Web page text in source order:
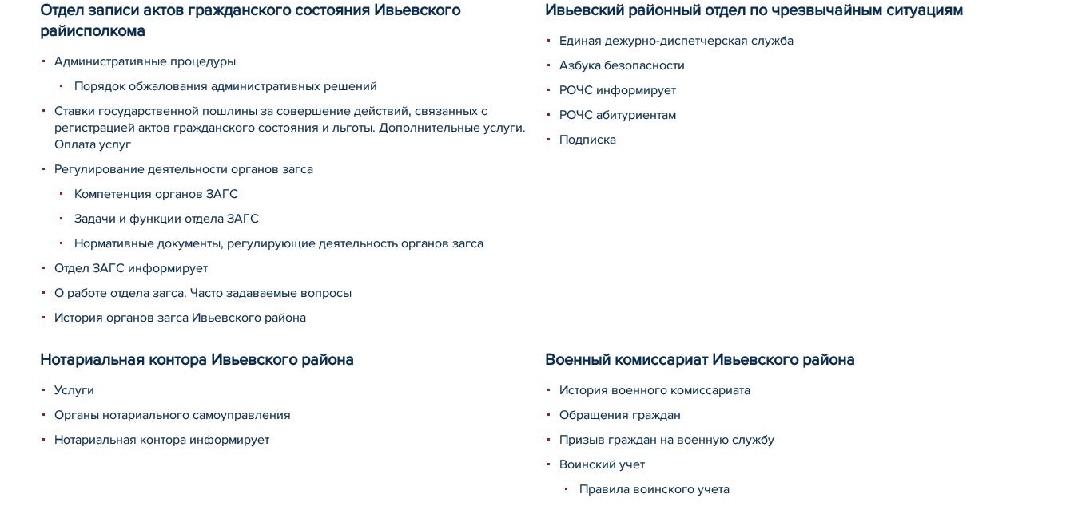
Отдел записи актов гражданского состояния Ивьевского
райисполкома
Административные процедуры
Порядок обжалования административных решений
Ставки государственной пошлины за совершение действий, связанных с
регистрацией актов гражданского состояния и льготы. Дополнительные услуги.
Оплата услуг
Регулирование деятельности органов загса
Компетенция органов ЗАГС
Задачи и функции отдела ЗАГС
Нормативные документы, регулирующие деятельность органов загса
Отдел ЗАГС информирует
О работе отдела загса. Часто задаваемые вопросы
История органов загса Ивьевского района
Ивьевский районный отдел по чрезвычайным ситуациям
Единая дежурно-диспетчерская служба
Азбука безопасности
РОЧС информирует
РОЧС абитуриентам
Подписка
Нотариальная контора Ивьевского района
Услуги
Органы нотариального самоуправления
Нотариальная контора информирует
Военный комиссариат Ивьевского района
История военного комиссариата
Обращения граждан
Призыв граждан на военную службу
Воинский учет
Правила воинского учета